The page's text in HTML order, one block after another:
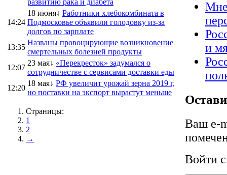
14:24
18 июня↓ Работники хлебокомбината в
Подмосковье объявили голодовку из-за
долгов по зарплате
13:35
Названы провоцирующие возникновение
смертельных болезней продукты
12:07
23 мая↓ «Перекресток» задумался о
сотрудничестве с сервисами доставки еды
12:20
18 мая↓ РФ увеличит урожай зерна 2019 г,
но поставки на экспорт вырастут меньше
Страницы:
1
2
→
и
Ваш e-
Войти